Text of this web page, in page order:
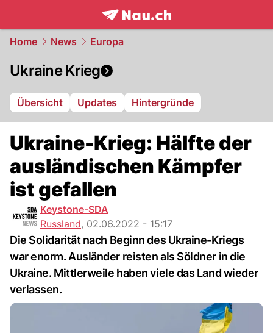
frontpage.NAU.ch
Home News Europa
Ukraine Krieg
Übersicht Updates Hintergründe
Ukraine-Krieg: Hälfte der
ausländischen Kämpfer
ist gefallen
Keystone-SDA
Russland, 02.06.2022 - 15:17
Die Solidarität nach Beginn des Ukraine-Kriegs
war enorm. Ausländer reisten als Söldner in die
Ukraine. Mittlerweile haben viele das Land wieder
verlassen.